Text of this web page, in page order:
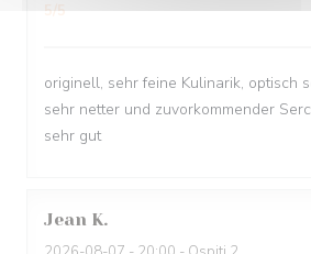
5/5
originell, sehr feine Kulinarik, optisch
sehr netter und zuvorkommender
sehr gut
Jean K